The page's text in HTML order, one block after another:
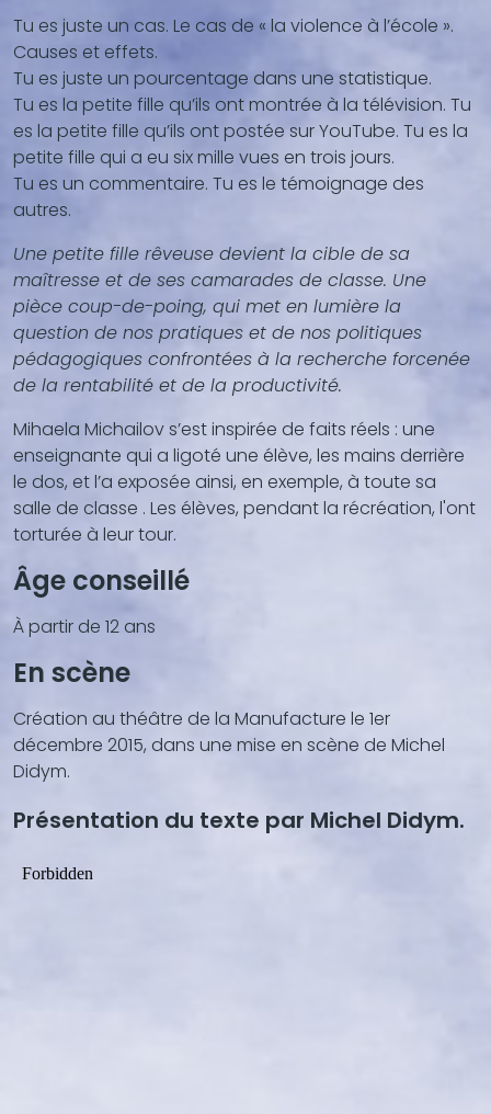
contenu
(texte,
vidéo,
...)
Tu es juste un cas. Le cas de « la violence à l’école ».
Causes et effets.
Tu es juste un pourcentage dans une statistique.
Tu es la petite fille qu’ils ont montrée à la télévision. Tu
es la petite fille qu’ils ont postée sur YouTube. Tu es la
petite fille qui a eu six mille vues en trois jours.
Tu es un commentaire. Tu es le témoignage des
autres.
Une petite fille rêveuse devient la cible de sa
maîtresse et de ses camarades de classe. Une
pièce coup-de-poing, qui met en lumière la
question de nos pratiques et de nos politiques
pédagogiques confrontées à la recherche forcenée
de la rentabilité et de la productivité.
Mihaela Michailov s’est inspirée de faits réels : une
enseignante qui a ligoté une élève, les mains derrière
le dos, et l’a exposée ainsi, en exemple, à toute sa
salle de classe . Les élèves, pendant la récréation, l'ont
torturée à leur tour.
Âge conseillé
À partir de 12 ans
En scène
Création au théâtre de la Manufacture le 1er
décembre 2015, dans une mise en scène de Michel
Didym.
Présentation du texte par Michel Didym.